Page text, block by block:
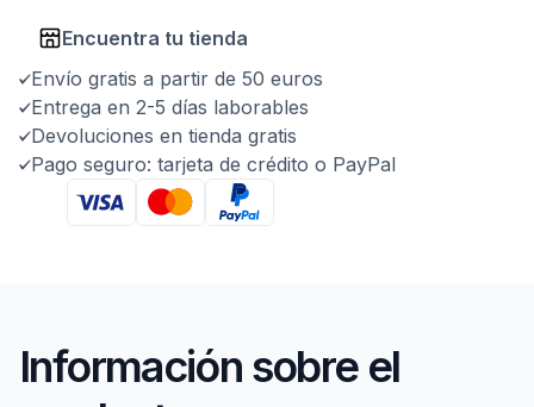
Encuentra tu tienda
Envío gratis a partir de 50 euros
Entrega en 2-5 días laborables
Devoluciones en tienda gratis
Pago seguro: tarjeta de crédito o PayPal
Información sobre el